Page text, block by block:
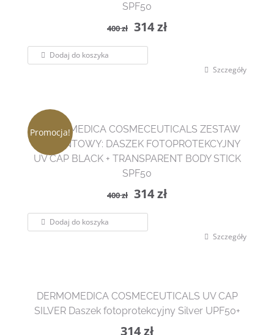
SPF50
400zł
Pierwotna
cena
wynosiła:
314złAktualna
Dodaj do koszyka
Szczegóły
Promocja!
DERMOMEDICA COSMECEUTICALS ZESTAW
PREZENTOWY: DASZEK FOTOPROTEKCYJNY
UV CAP BLACK + TRANSPARENT BODY STICK
SPF50
400zł
Pierwotna
cena
wynosiła:
314złAktualna
Dodaj do koszyka
Szczegóły
DERMOMEDICA COSMECEUTICALS UV CAP
SILVER Daszek fotoprotekcyjny Silver UPF50+
314zł